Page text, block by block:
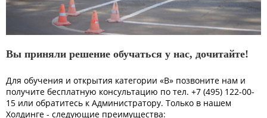
Вы приняли решение обучаться у нас, дочитайте!
Для обучения и открытия категории «В» позвоните нам и
получите бесплатную консультацию по тел. +7 (495) 122-00-
15 или обратитесь к Администратору. Только в нашем
Холдинге - следующие преимущества: